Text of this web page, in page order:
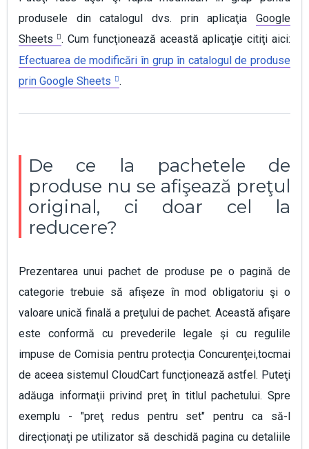
produsele din catalogul dvs. prin aplicaţia Google
Sheets
. Cum funcţionează această aplicaţie citiţi aici:
Efectuarea de modificări în grup în catalogul de produse
prin Google Sheets
.
De ce la pachetele de
produse nu se afişează preţul
original, ci doar cel la
reducere?
Prezentarea unui pachet de produse pe o pagină de
categorie trebuie să afişeze în mod obligatoriu şi o
valoare unică finală a preţului de pachet. Această afişare
este conformă cu prevederile legale şi cu regulile
impuse de Comisia pentru protecţia Concurenţei,tocmai
de aceea sistemul CloudCart funcţionează astfel. Puteţi
adăuga informaţii privind preţ în titlul pachetului. Spre
exemplu - "preţ redus pentru set" pentru ca să-l
direcţionaţi pe utilizator să deschidă pagina cu detaliile